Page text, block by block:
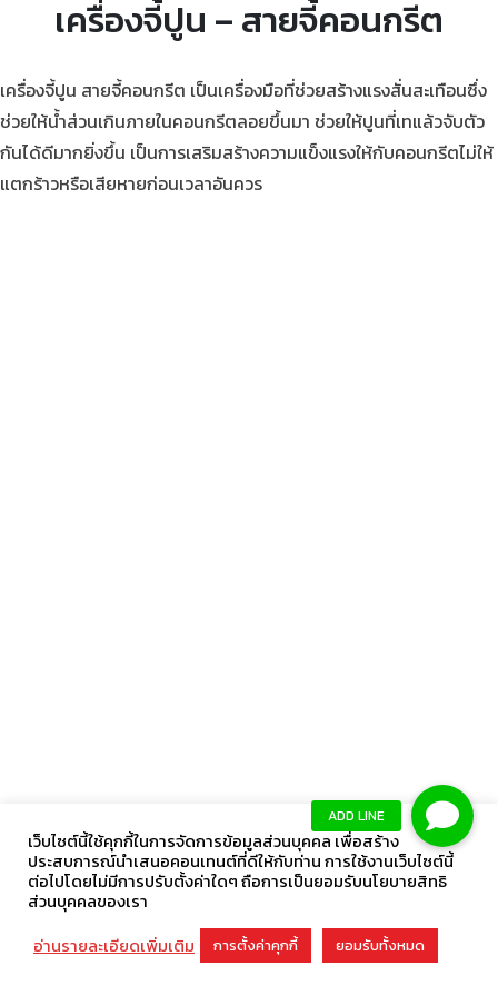
เครื่องจี้ปูน – สายจี้คอนกรีต
เครื่องจี้ปูน สายจี้คอนกรีต เป็นเครื่องมือที่ช่วยสร้างแรงสั่นสะเทือนซึ่ง
ช่วยให้น้ำส่วนเกินภายในคอนกรีตลอยขึ้นมา ช่วยให้ปูนที่เทแล้วจับตัว
กันได้ดีมากยิ่งขึ้น เป็นการเสริมสร้างความแข็งแรงให้กับคอนกรีตไม่ให้
แตกร้าวหรือเสียหายก่อนเวลาอันควร
เว็บไซต์นี้ใช้คุกกี้ในการจัดการข้อมูลส่วนบุคคล เพื่อสร้าง
ประสบการณ์นำเสนอคอนเทนต์ที่ดีให้กับท่าน การใช้งานเว็บไซต์นี้
ต่อไปโดยไม่มีการปรับตั้งค่าใดๆ ถือการเป็นยอมรับนโยบายสิทธิ
ส่วนบุคคลของเรา
อ่านรายละเอียดเพิ่มเติม
การตั้งค่าคุกกี้ ยอมรับทั้งหมด